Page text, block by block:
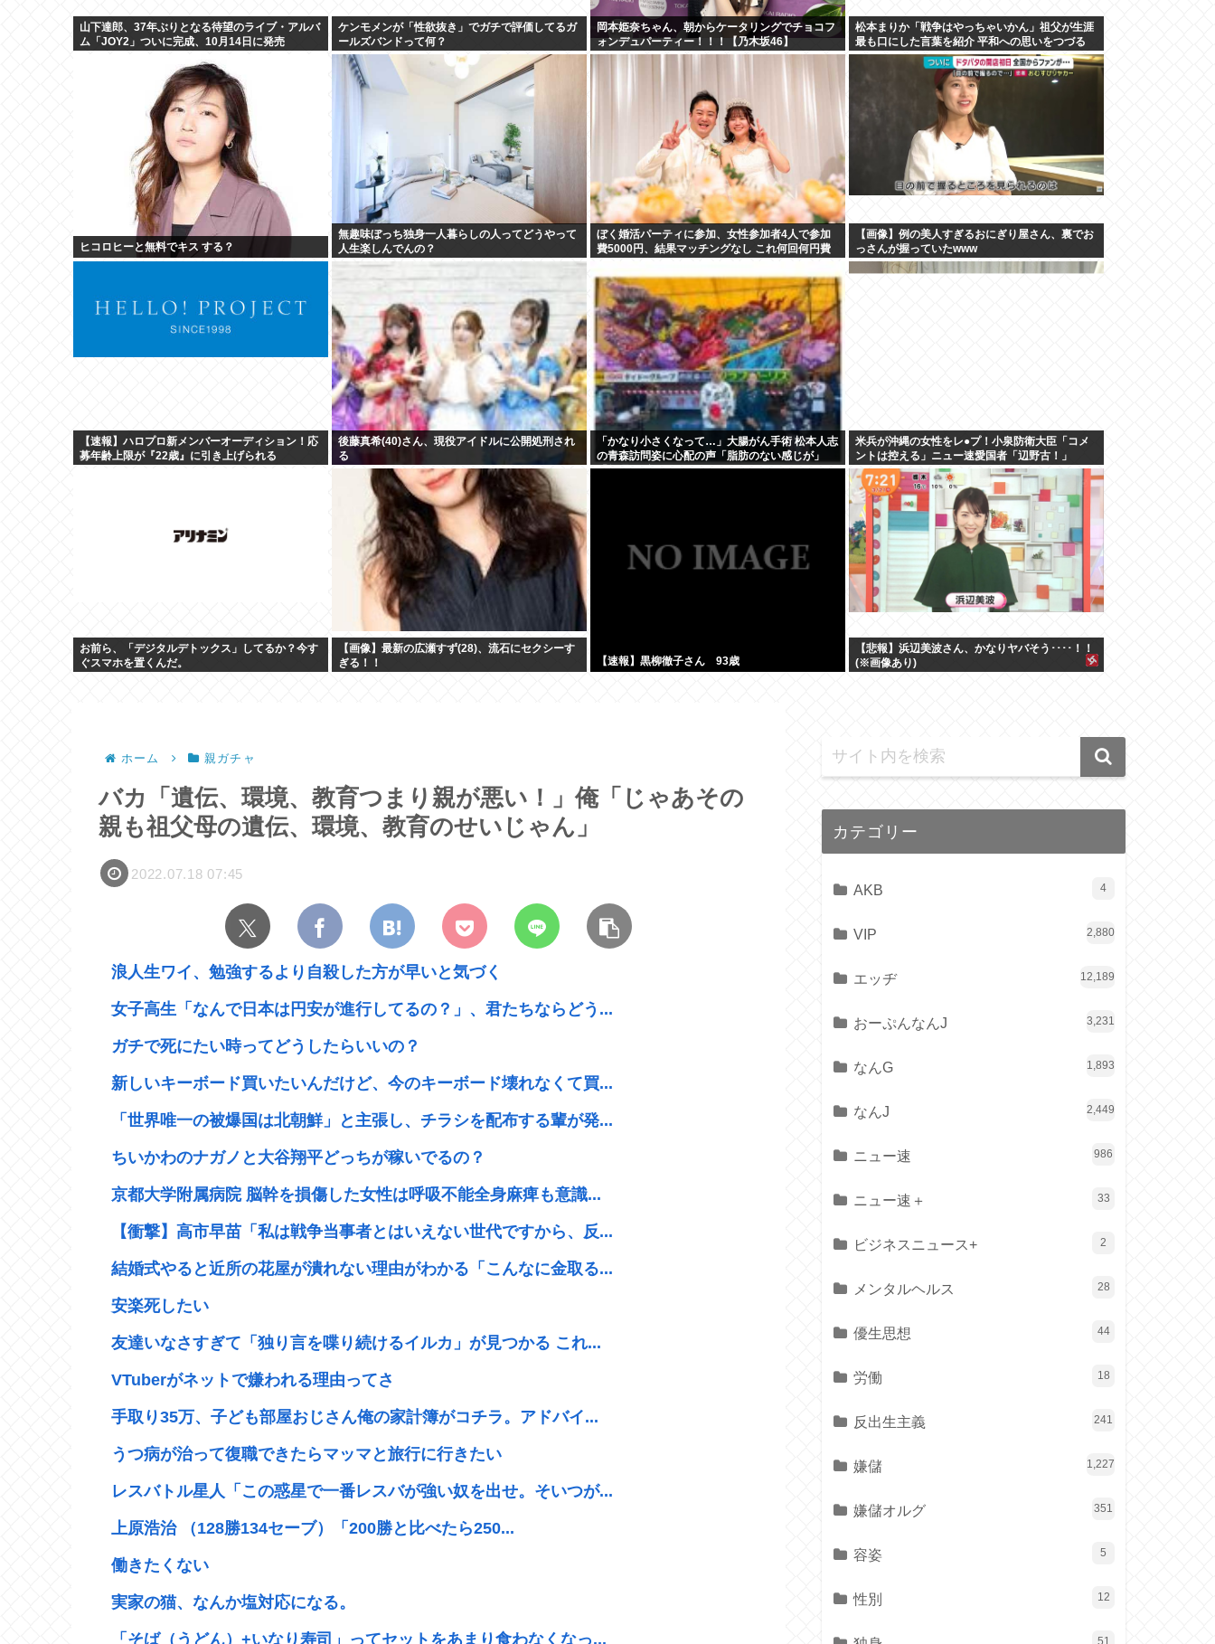
山下達郎、37年ぶりとなる待望のライブ・アルバ
ム「JOY2」ついに完成、10月14日に発売
ケンモメンが「性欲抜き」でガチで評価してるガ
ールズバンドって何？
岡本姫奈ちゃん、朝からケータリングでチョコフ
ォンデュパーティー！！！【乃木坂46】
松本まりか「戦争はやっちゃいかん」祖父が生涯
最も口にした言葉を紹介 平和への思いをつづる
ヒコロヒーと無料でキス する？
無趣味ぼっち独身一人暮らしの人ってどうやって
人生楽しんでんの？
ぼく婚活パーティに参加、女性参加者4人で参加
費5000円、結果マッチングなし これ何回何円費
【画像】例の美人すぎるおにぎり屋さん、裏でお
っさんが握っていたwww
【速報】ハロプロ新メンバーオーディション！応
募年齢上限が『22歳』に引き上げられる
後藤真希(40)さん、現役アイドルに公開処刑され
る
「かなり小さくなって…」大腸がん手術 松本人志
の青森訪問姿に心配の声「脂肪のない感じが」
「無理せずに」
米兵が沖縄の女性をレ●プ！小泉防衛大臣「コメ
ントは控える」ニュー速愛国者「辺野古！」
お前ら、「デジタルデトックス」してるか？今す
ぐスマホを置くんだ。
【画像】最新の広瀬すず(28)、流石にセクシーす
ぎる！！
【速報】黒柳徹子さん 93歳
【悲報】浜辺美波さん、かなりヤバそう････！！
(※画像あり)
ホーム 親ガチャ
バカ「遺伝、環境、教育つまり親が悪い！」俺「じゃあその
親も祖父母の遺伝、環境、教育のせいじゃん」
2022.07.18 07:45
浪人生ワイ、勉強するより自殺した方が早いと気づく
女子高生「なんで日本は円安が進行してるの？」、君たちならどう...
ガチで死にたい時ってどうしたらいいの？
新しいキーボード買いたいんだけど、今のキーボード壊れなくて買...
「世界唯一の被爆国は北朝鮮」と主張し、チラシを配布する輩が発...
ちいかわのナガノと大谷翔平どっちが稼いでるの？
京都大学附属病院 脳幹を損傷した女性は呼吸不能全身麻痺も意識...
【衝撃】高市早苗「私は戦争当事者とはいえない世代ですから、反...
結婚式やると近所の花屋が潰れない理由がわかる「こんなに金取る...
安楽死したい
友達いなさすぎて「独り言を喋り続けるイルカ」が見つかる これ...
VTuberがネットで嫌われる理由ってさ
手取り35万、子ども部屋おじさん俺の家計簿がコチラ。アドバイ...
うつ病が治って復職できたらマッマと旅行に行きたい
レスバトル星人「この惑星で一番レスバが強い奴を出せ。そいつが...
上原浩治 （128勝134セーブ）「200勝と比べたら250...
働きたくない
実家の猫、なんか塩対応になる。
「そば（うどん）+いなり寿司」ってセットをあまり食わなくなっ...
カテゴリー
AKB 4
VIP 2,880
エッヂ 12,189
おーぷんなんJ 3,231
なんG 1,893
なんJ 2,449
ニュー速 986
ニュー速＋ 33
ビジネスニュース+ 2
メンタルヘルス 28
優生思想 44
労働 18
反出生主義 241
嫌儲 1,227
嫌儲オルグ 351
容姿 5
性別 12
51